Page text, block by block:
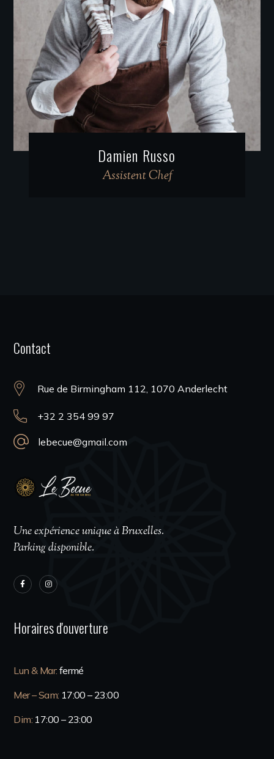
Damien Russo
Assistent Chef
Contact
Rue de Birmingham 112, 1070 Anderlecht
+32 2 354 99 97
lebecue@gmail.com
Une expérience unique à Bruxelles.
Parking disponible.
Horaires d'ouverture
Lun & Mar: fermé
Mer – Sam: 17:00 – 23:00
Dim: 17:00 – 23:00